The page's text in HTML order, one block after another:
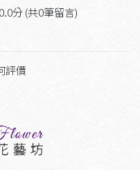
分 (共0筆留言)
評價